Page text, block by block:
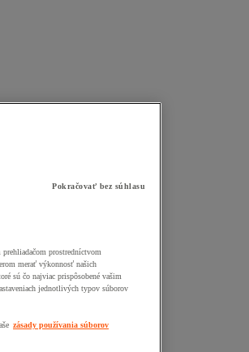
Pokračovať bez súhlasu
prostredníctvom
merať výkonnosť našich
sú čo najviac prispôsobené vašim
jednotlivých typov súborov
zásady používania súborov